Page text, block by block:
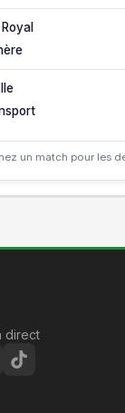
un match pour les
direct